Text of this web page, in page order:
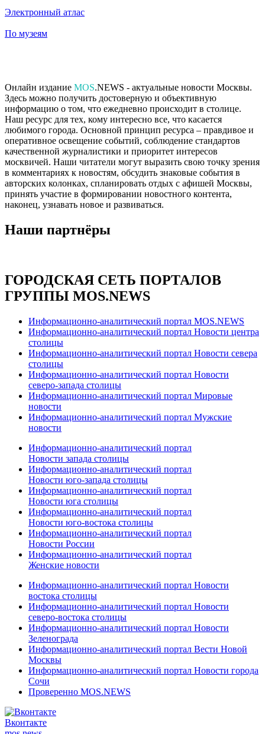
Электронный атлас
По музеям
Онлайн издание MOS.NEWS - актуальные новости Москвы.
Здесь можно получить достоверную и объективную
информацию о том, что ежедневно происходит в столице.
Наш ресурс для тех, кому интересно все, что касается
любимого города. Основной принцип ресурса – правдивое и
оперативное освещение событий, соблюдение стандартов
качественной журналистики и приоритет интересов
москвичей. Наши читатели могут выразить свою точку зрения
в комментариях к новостям, обсудить знаковые события в
авторских колонках, спланировать отдых с афишей Москвы,
принять участие в формировании новостного контента,
наконец, узнавать новое и развиваться.
Наши партнёры
ГОРОДСКАЯ СЕТЬ ПОРТАЛОВ
ГРУППЫ MOS.NEWS
Информационно-аналитический портал MOS.NEWS
Информационно-аналитический портал Новости центра
столицы
Информационно-аналитический портал Новости севера
столицы
Информационно-аналитический портал Новости
северо-запада столицы
Информационно-аналитический портал Мировые
новости
Информационно-аналитический портал Мужские
новости
Информационно-аналитический портал
Новости запада столицы
Информационно-аналитический портал
Новости юго-запада столицы
Информационно-аналитический портал
Новости юга столицы
Информационно-аналитический портал
Новости юго-востока столицы
Информационно-аналитический портал
Новости России
Информационно-аналитический портал
Женские новости
Информационно-аналитический портал Новости
востока столицы
Информационно-аналитический портал Новости
северо-востока столицы
Информационно-аналитический портал Новости
Зеленограда
Информационно-аналитический портал Вести Новой
Москвы
Информационно-аналитический портал Новости города
Сочи
Проверенно MOS.NEWS
Вконтакте